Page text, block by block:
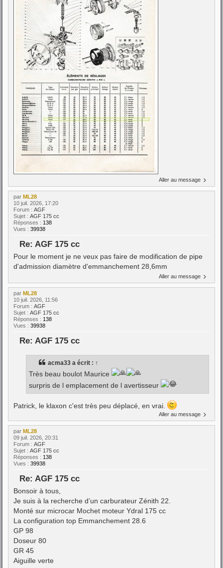
Aller au message
par ML28
10 juil. 2026, 17:20
Forum : AGF
Sujet : AGF 175 cc
Réponses : 138
Vues : 39938
Re: AGF 175 cc
Pour le moment je ne veux pas faire de modification de pipe
d'admission diamètre d'emmanchement 28,6mm
Aller au message
par ML28
10 juil. 2026, 11:56
Forum : AGF
Sujet : AGF 175 cc
Réponses : 138
Vues : 39938
Re: AGF 175 cc
acma33 a écrit : ↑
Très beau boulot Maurice
surpris de l emplacement de l avertisseur
Patrick, le klaxon c'est très peu déplacé, en vrai.
Aller au message
par ML28
09 juil. 2026, 20:31
Forum : AGF
Sujet : AGF 175 cc
Réponses : 138
Vues : 39938
Re: AGF 175 cc
Bonsoir à tous,
Je suis à la recherche d’un carburateur Zénith 22.
Monté sur microcar Mochet moteur Ydral 175 cc
La configuration top Emmanchement 28.6
GP 98
Doseur 80
GR 45
Aiguille verte